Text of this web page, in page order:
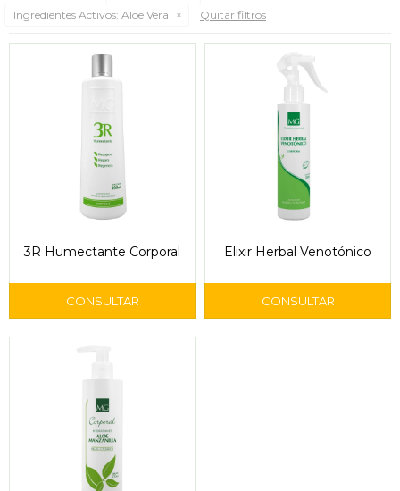
Ingredientes Activos: Aloe Vera Quitar filtros
3R Humectante Corporal Elixir Herbal Venotónico